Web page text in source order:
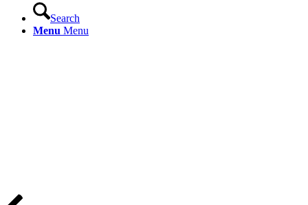
Search
Menu Menu